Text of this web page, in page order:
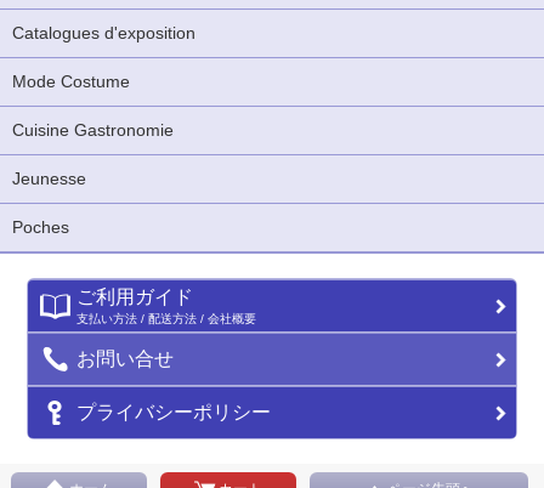
Catalogues d'exposition
Mode Costume
Cuisine Gastronomie
Jeunesse
Poches
ご利用ガイド
支払い方法 / 配送方法 / 会社概要
お問い合せ
プライバシーポリシー